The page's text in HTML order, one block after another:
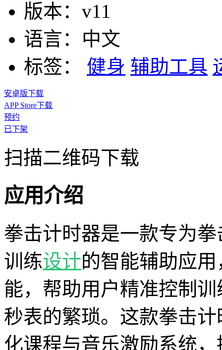
版本： v11
语言： 中文
标签：
健身 辅助工具
安卓版下载
APP Store下载
预约
已下架
扫描二维码下载
应用介绍
拳击计时器是一款专为
训练设计的智能辅助应
能，帮助用户精准控制
秒表的繁琐。这款拳击
化课程与音乐激励系统